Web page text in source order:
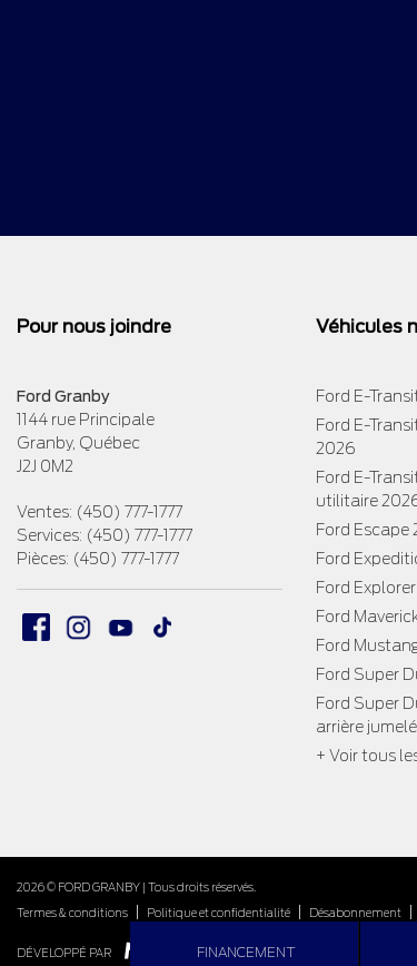
FINANCEMENT
Pour nous joindre
Ford Granby
1144 rue Principale
Granby, Québec
J2J 0M2
Ventes: (450) 777-1777
Services: (450) 777-1777
Pièces: (450) 777-1777
Véhicules
Ford E-
Ford E-
2026
Ford E-
utilitaire
Ford Escape
Ford
Ford
Ford
Ford
Ford Super
Ford Super
arrière
+ Voir tous
2026 © FORD GRANBY | Tous droits réservés.
Termes & conditions
Politique et confidentialité Désabonnement
DÉVELOPPÉ PAR